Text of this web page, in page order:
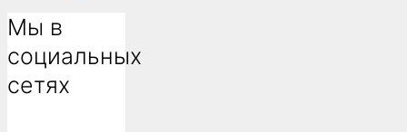
Мы в
социальных
сетях